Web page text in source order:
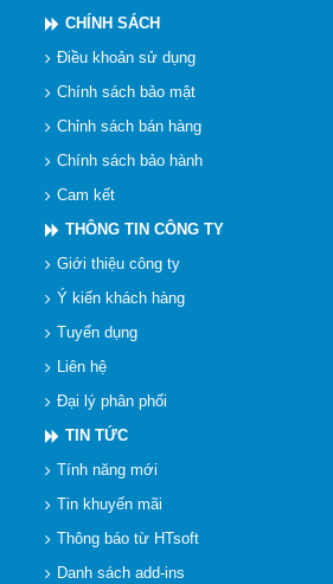
CHÍNH SÁCH
Điều khoản sử dụng
Chính sách bảo mật
Chỉnh sách bán hàng
Chính sách bảo hành
Cam kết
THÔNG TIN CÔNG TY
Giới thiệu công ty
Ý kiến khách hàng
Tuyển dụng
Liên hệ
Đại lý phân phối
TIN TỨC
Tính năng mới
Tin khuyến mãi
Thông báo từ HTsoft
Danh sách add-ins